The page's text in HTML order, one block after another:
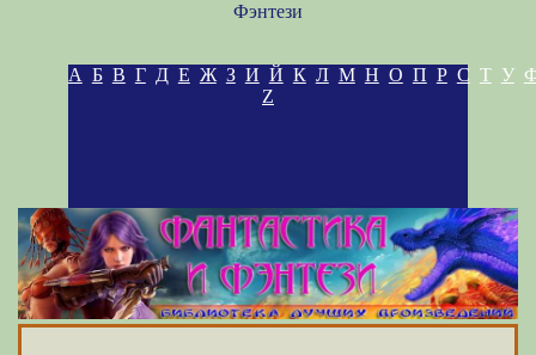
Фэнтези
А Б В Г Д Е Ж З И Й К Л М Н О П Р С Т У
Z